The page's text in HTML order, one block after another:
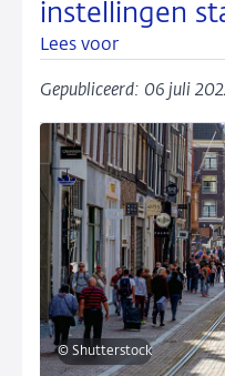
instellingen
Lees voor
Gepubliceerd: 06 juli
© Shutterstock